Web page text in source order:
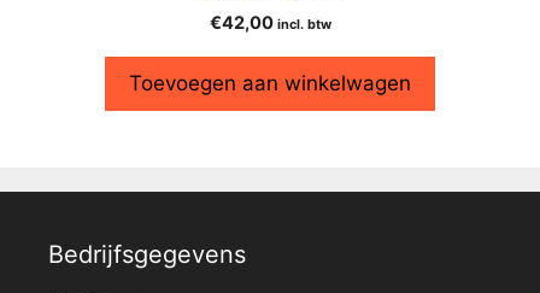
€42,00 incl. btw
Toevoegen aan winkelwagen
Bedrijfsgegevens